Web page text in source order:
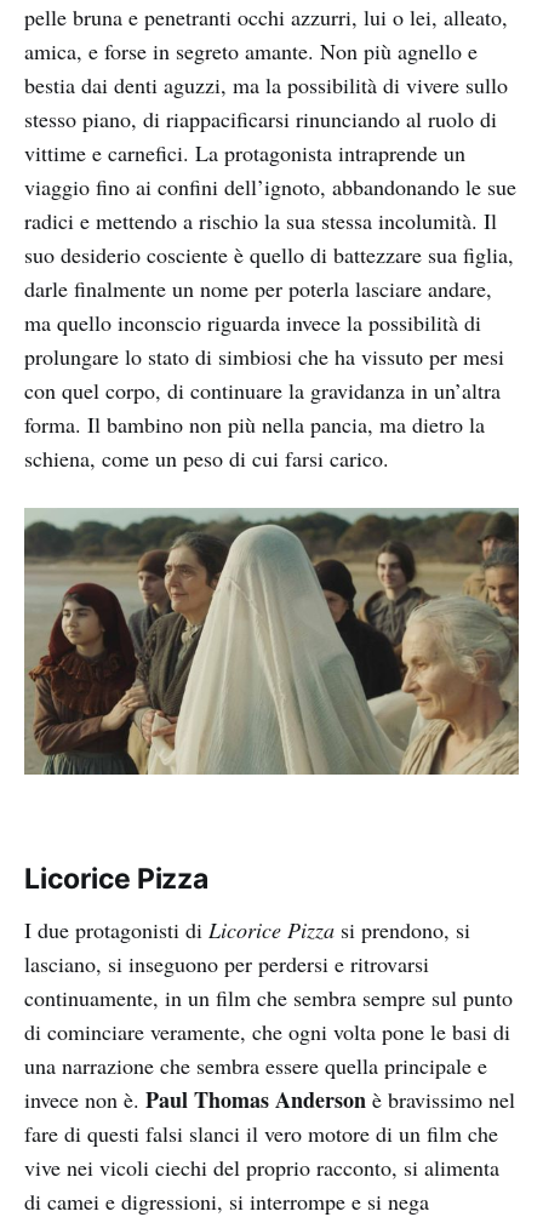
pelle bruna e penetranti occhi azzurri, lui o lei, alleato,
amica, e forse in segreto amante. Non più agnello e
bestia dai denti aguzzi, ma la possibilità di vivere sullo
stesso piano, di riappacificarsi rinunciando al ruolo di
vittime e carnefici. La protagonista intraprende un
viaggio fino ai confini dell’ignoto, abbandonando le sue
radici e mettendo a rischio la sua stessa incolumità. Il
suo desiderio cosciente è quello di battezzare sua figlia,
darle finalmente un nome per poterla lasciare andare,
ma quello inconscio riguarda invece la possibilità di
prolungare lo stato di simbiosi che ha vissuto per mesi
con quel corpo, di continuare la gravidanza in un’altra
forma. Il bambino non più nella pancia, ma dietro la
schiena, come un peso di cui farsi carico.
Licorice Pizza
I due protagonisti di Licorice Pizza si prendono, si
lasciano, si inseguono per perdersi e ritrovarsi
continuamente, in un film che sembra sempre sul punto
di cominciare veramente, che ogni volta pone le basi di
una narrazione che sembra essere quella principale e
invece non è. Paul Thomas Anderson è bravissimo nel
fare di questi falsi slanci il vero motore di un film che
vive nei vicoli ciechi del proprio racconto, si alimenta
di camei e digressioni, si interrompe e si nega